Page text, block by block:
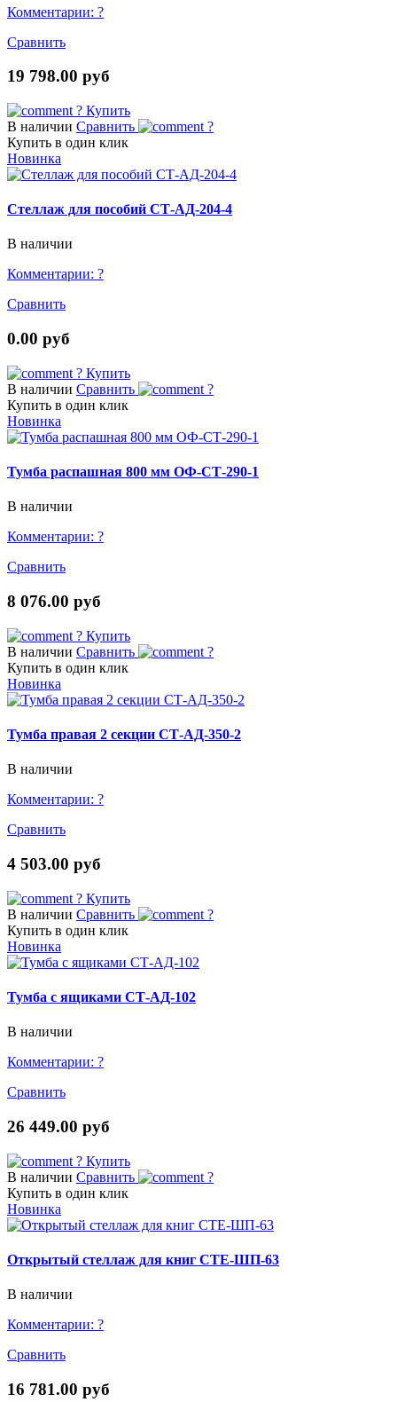
Комментарии: ?
Сравнить
19 798.00 руб
? Купить
В наличии Сравнить
?
Купить в один клик
Новинка
Стеллаж для пособий СТ-АД-204-4
В наличии
Комментарии: ?
Сравнить
0.00 руб
? Купить
В наличии Сравнить
?
Купить в один клик
Новинка
Тумба распашная 800 мм ОФ-СТ-290-1
В наличии
Комментарии: ?
Сравнить
8 076.00 руб
? Купить
В наличии Сравнить
?
Купить в один клик
Новинка
Тумба правая 2 секции СТ-АД-350-2
В наличии
Комментарии: ?
Сравнить
4 503.00 руб
? Купить
В наличии Сравнить
?
Купить в один клик
Новинка
Тумба с ящиками СТ-АД-102
В наличии
Комментарии: ?
Сравнить
26 449.00 руб
? Купить
В наличии Сравнить
?
Купить в один клик
Новинка
Открытый стеллаж для книг СТЕ-ШП-63
В наличии
Комментарии: ?
Сравнить
16 781.00 руб